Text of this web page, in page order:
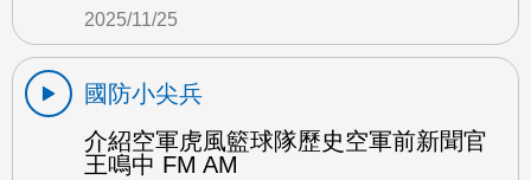
2025/11/25
國防小尖兵
介紹空軍虎風籃球隊歷史空軍前新聞官
王鳴中 FM AM